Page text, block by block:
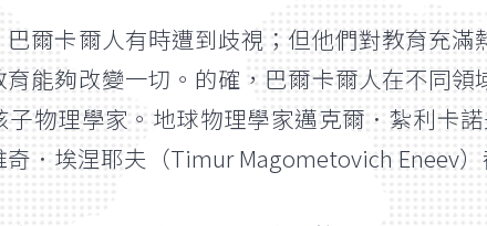
爾卡爾人有時遭到歧視；但他們對教育充
能夠改變一切。的確，巴爾卡爾人在不同
子物理學家。地球物理學家邁克爾．紮利卡
．埃涅耶夫（Timur Magometovich Eneev）